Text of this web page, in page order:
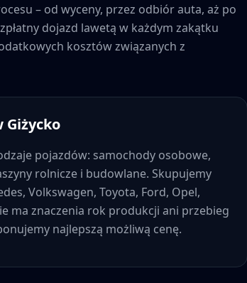
– od wyceny, przez odbiór auta, aż po
dojazd lawetą w każdym zakątku
kosztów związanych z
Giżycko
pojazdów: samochody osobowe,
rolnicze i budowlane. Skupujemy
Volkswagen, Toyota, Ford, Opel,
ma znaczenia rok produkcji ani przebieg
najlepszą możliwą cenę.